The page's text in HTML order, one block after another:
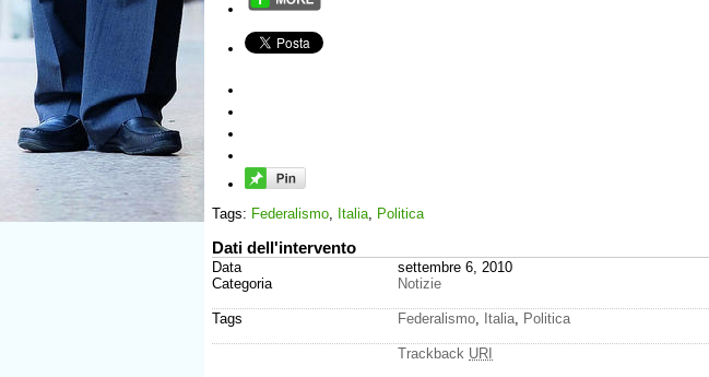
Tags: Federalismo Italia Politica
Dati dell'intervento
Data
Categoria
settembre 6, 2010
Notizie
Tags Federalismo Italia Politica
Trackback URI